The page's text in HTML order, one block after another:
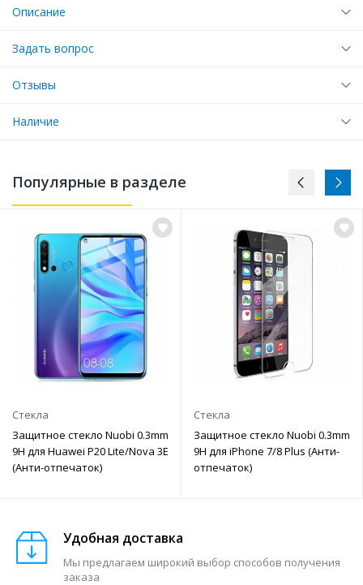
Описание
Задать вопрос
Отзывы
Наличие
Популярные в разделе
Стекла
Защитное стекло Nuobi 0.3mm
9H для Huawei P20 Lite/Nova 3E
(Анти-отпечаток)
Стекла
Защитное стекло Nuobi 0.3mm
9H для iPhone 7/8 Plus (Анти-
отпечаток)
Удобная доставка
Мы предлагаем широкий выбор способов получения
заказа